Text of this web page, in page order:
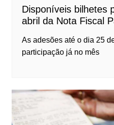
Disponíveis bilhetes
abril da Nota Fiscal
As adesões até o dia 25
participação já no mês